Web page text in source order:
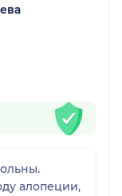
алопеции,